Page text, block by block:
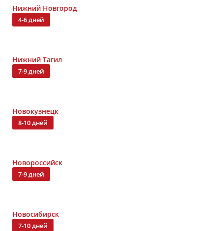
Нижний Новгород
4-6 дней
Нижний Тагил
7-9 дней
Новокузнецк
8-10 дней
Новороссийск
7-9 дней
Новосибирск
7-10 дней